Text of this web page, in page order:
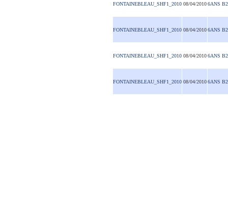
FONTAINEBLEAU_SHF1_2010 08/04/2010 6ANS B2
FONTAINEBLEAU_SHF1_2010 08/04/2010 6ANS B2
FONTAINEBLEAU_SHF1_2010 08/04/2010 6ANS B2
FONTAINEBLEAU_SHF1_2010 08/04/2010 6ANS B2